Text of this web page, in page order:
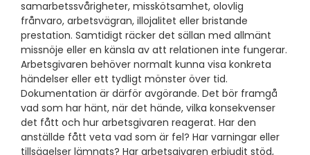
samarbetssvårigheter, misskötsamhet, olovlig
frånvaro, arbetsvägran, illojalitet eller bristande
prestation. Samtidigt räcker det sällan med allmänt
missnöje eller en känsla av att relationen inte fungerar.
Arbetsgivaren behöver normalt kunna visa konkreta
händelser eller ett tydligt mönster över tid.
Dokumentation är därför avgörande. Det bör framgå
vad som har hänt, när det hände, vilka konsekvenser
det fått och hur arbetsgivaren reagerat. Har den
anställde fått veta vad som är fel? Har varningar eller
tillsägelser lämnats? Har arbetsgivaren erbjudit stöd,